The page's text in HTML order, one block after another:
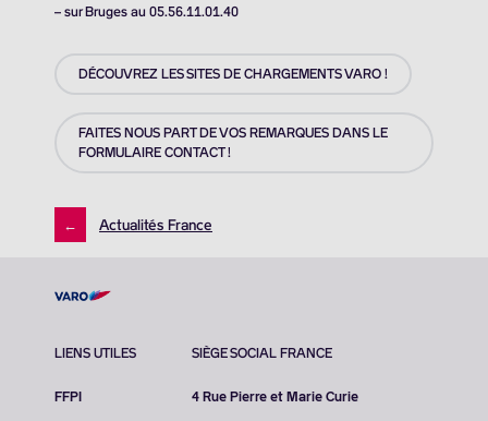
– sur Bruges au 05.56.11.01.40
DÉCOUVREZ LES SITES DE CHARGEMENTS VARO !
FAITES NOUS PART DE VOS REMARQUES DANS LE
FORMULAIRE CONTACT !
← Actualités France
LIENS UTILES
FFPI
SIÈGE SOCIAL FRANCE
4 Rue Pierre et Marie Curie